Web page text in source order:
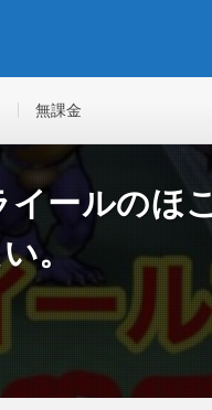
無課金
ールのほこ
。